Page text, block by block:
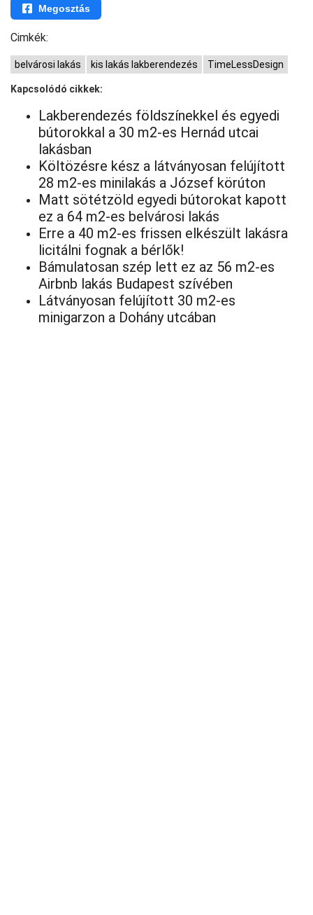
Megosztás
Cimkék:
belvárosi lakás kis lakás lakberendezés TimeLessDesign
Kapcsolódó cikkek:
Lakberendezés földszínekkel és egyedi
bútorokkal a 30 m2-es Hernád utcai
lakásban
Költözésre kész a látványosan felújított
28 m2-es minilakás a József körúton
Matt sötétzöld egyedi bútorokat kapott
ez a 64 m2-es belvárosi lakás
Erre a 40 m2-es frissen elkészült lakásra
licitálni fognak a bérlők!
Bámulatosan szép lett ez az 56 m2-es
Airbnb lakás Budapest szívében
Látványosan felújított 30 m2-es
minigarzon a Dohány utcában